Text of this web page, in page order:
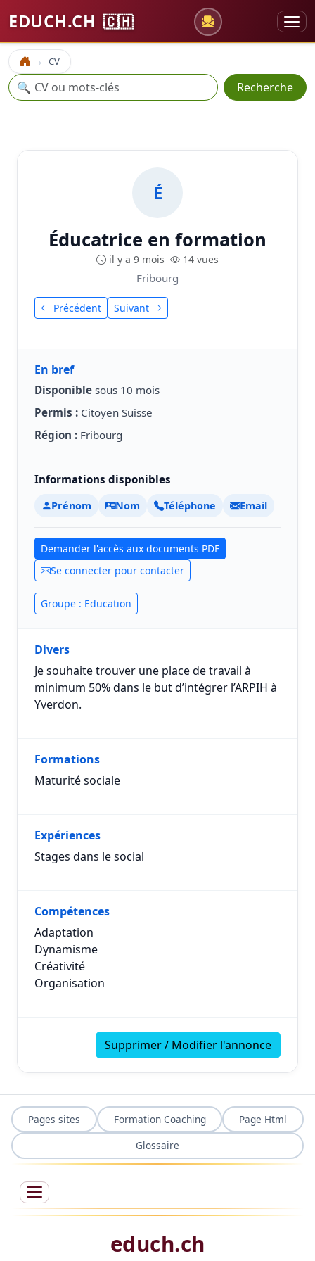
EDUCH.CH 🇨🇭
Accueil CV
Recherche
🔍 Recherche
É
Éducatrice en formation
il y a 9 mois 14 vues
Fribourg
Précédent Suivant
En bref
Disponible sous 10 mois
Permis : Citoyen Suisse
Région : Fribourg
Informations disponibles
Prénom Nom Téléphone Email
Demander l'accès aux documents PDF
Se connecter pour contacter
Groupe : Education
Divers
Je souhaite trouver une place de travail à
minimum 50% dans le but d’intégrer l’ARPIH à
Yverdon.
Formations
Maturité sociale
Expériences
Stages dans le social
Compétences
Adaptation
Dynamisme
Créativité
Organisation
Supprimer / Modifier l'annonce
Pages sites Formation Coaching
Page Html
Glossaire
educh.ch